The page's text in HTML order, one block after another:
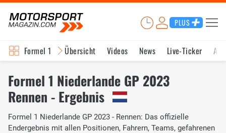
PLUS
Formel 1 Übersicht Videos News Live-Ticker
Formel 1 Niederlande GP 2023
Rennen - Ergebnis
Formel 1 Niederlande GP 2023 - Rennen: Das offizielle
Endergebnis mit allen Positionen, Fahrern, Teams, gefahrenen